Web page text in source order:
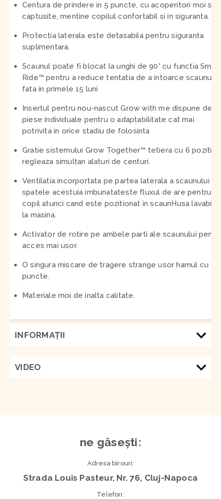
Centura de prindere in 5 puncte, cu acoperitori moi si
captusite, mentine copilul confortabil si in siguranta.
Protectia laterala este detasabila pentru siguranta
suplimentara.
Scaunul poate fi blocat la unghi de 90° cu functia Smart
Ride™ pentru a reduce tentatia de a intoarce scaunul
fata in primele 15 luni
Insertul pentru nou-nascut Grow with me dispune de 3
piese individuale pentru o adaptabilitate cat mai
potrivita in orice stadiu de folosinta
Gratie sistemului Grow Together™ tetiera cu 6 pozitii
regleaza simultan alaturi de centuri.
Ventilatia incorportata pe partea laterala a scaunului si
spatele acestuia imbunatateste fluxul de are pentru
copil atunci cand este pozitionat in scaun Husa lavabila
la masina.
Activator de rotire pe ambele parti ale scaunului
acces mai usor.
O singura miscare de tragere strange usor hamul cu 5
puncte.
Materiale moi de inalta calitate.
INFORMAŢII
VIDEO
ne găsești:
Adresa birouri:
Strada Louis Pasteur, Nr. 76, Cluj-Napoca
Telefon: